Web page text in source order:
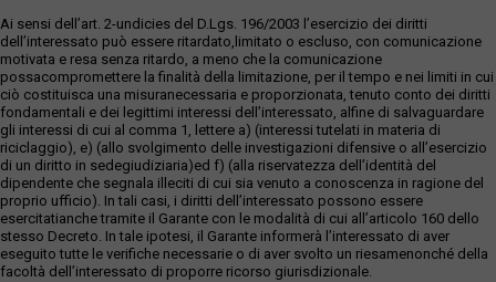
Ai sensi dell’art. 2-undicies del D.Lgs. 196/2003 l’esercizio dei diritti
dell’interessato può essere ritardato,limitato o escluso, con comunicazione
motivata e resa senza ritardo, a meno che la comunicazione
possacompromettere la finalità della limitazione, per il tempo e nei limiti in cui
ciò costituisca una misuranecessaria e proporzionata, tenuto conto dei diritti
fondamentali e dei legittimi interessi dell’interessato, alfine di salvaguardare
gli interessi di cui al comma 1, lettere a) (interessi tutelati in materia di
riciclaggio), e) (allo svolgimento delle investigazioni difensive o all’esercizio
di un diritto in sedegiudiziaria)ed f) (alla riservatezza dell’identità del
dipendente che segnala illeciti di cui sia venuto a conoscenza in ragione del
proprio ufficio). In tali casi, i diritti dell’interessato possono essere
esercitatianche tramite il Garante con le modalità di cui all’articolo 160 dello
stesso Decreto. In tale ipotesi, il Garante informerà l’interessato di aver
eseguito tutte le verifiche necessarie o di aver svolto un riesamenonché della
facoltà dell’interessato di proporre ricorso giurisdizionale.